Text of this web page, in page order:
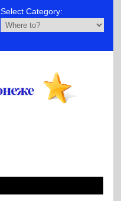
Select Category: